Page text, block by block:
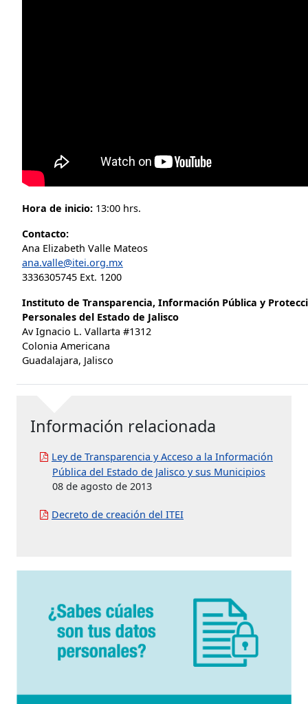
Hora de inicio: 13:00 hrs.
Contacto:
Ana Elizabeth Valle Mateos
ana.valle@itei.org.mx
3336305745 Ext. 1200
Instituto de Transparencia, Información Pública y
Personales del Estado de Jalisco
Av Ignacio L. Vallarta #1312
Colonia Americana
Guadalajara, Jalisco
Información relacionada
Ley de Transparencia y Acceso a la Información
Pública del Estado de Jalisco y sus Municipios
08 de agosto de 2013
Decreto de creación del ITEI